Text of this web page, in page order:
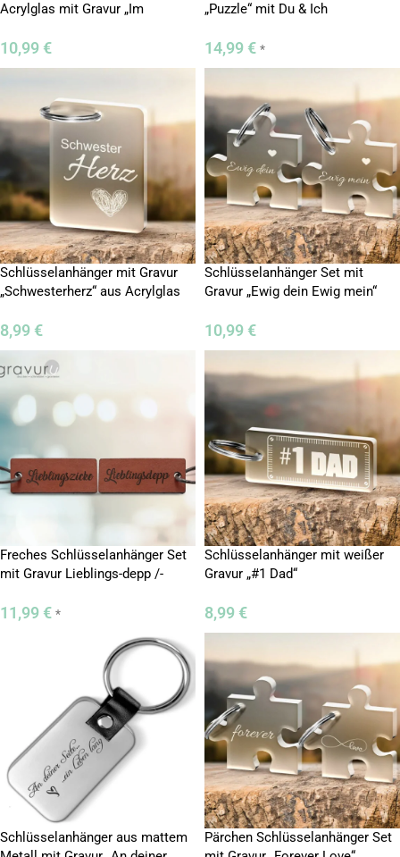
Acrylglas mit Gravur „Im
10,99 €
„Puzzle“ mit Du & Ich
14,99 € *
Schlüsselanhänger mit Gravur
„Schwesterherz“ aus Acrylglas
8,99 €
Schlüsselanhänger Set mit
Gravur „Ewig dein Ewig mein“
10,99 €
Freches Schlüsselanhänger Set
mit Gravur Lieblings-depp /-
11,99 € *
Schlüsselanhänger mit weißer
Gravur „#1 Dad“
8,99 €
Schlüsselanhänger aus mattem
Pärchen Schlüsselanhänger Set